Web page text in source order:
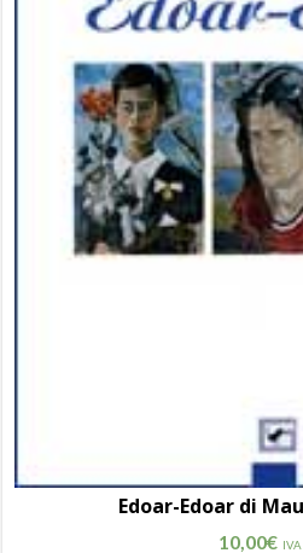
Edoar-Edoar di
10,00€ IVA